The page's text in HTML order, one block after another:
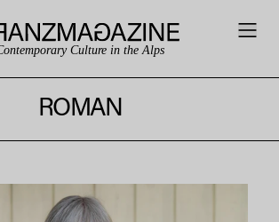
Culture in the Alps
ROMAN